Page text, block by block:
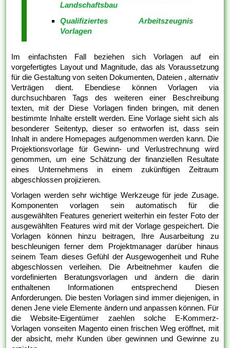
Landschaftsbau
Qualifiziertes Arbeitszeugnis
Vorlagen
Im einfachsten Fall beziehen sich Vorlagen auf ein
vorgefertigtes Layout und Magnitude, das als Voraussetzung
für die Gestaltung von seiten Dokumenten, Dateien , alternativ
Verträgen dient. Ebendiese können Vorlagen via
durchsuchbaren Tags des weiteren einer Beschreibung
texten, mit der Diese Vorlagen finden bringen, mit denen
bestimmte Inhalte erstellt werden. Eine Vorlage sieht sich als
besonderer Seitentyp, dieser so entworfen ist, dass sein
Inhalt in andere Homepages aufgenommen werden kann. Die
Projektionsvorlage für Gewinn- und Verlustrechnung wird
genommen, um eine Schätzung der finanziellen Resultate
eines Unternehmens in einem zukünftigen Zeitraum
abgeschlossen projizieren.
Vorlagen werden sehr wichtige Werkzeuge für jede Zusage.
Komponenten vorlagen sein automatisch für die
ausgewählten Features generiert weiterhin ein fester Foto der
ausgewählten Features wird mit der Vorlage gespeichert. Die
Vorlagen können hinzu beitragen, Ihre Ausarbeitung zu
beschleunigen ferner dem Projektmanager darüber hinaus
seinem Team dieses Gefühl der Ausgewogenheit und Ruhe
abgeschlossen verleihen. Die Arbeitnehmer kaufen die
vordefinierten Beratungsvorlagen und ändern die darin
enthaltenen Informationen entsprechend Diesen
Anforderungen. Die besten Vorlagen sind immer diejenigen, in
denen Jene viele Elemente ändern und anpassen können. Für
die Website-Eigentümer zaehlen solche E-Kommerz-
Vorlagen vonseiten Magento einen frischen Weg eröffnet, mit
der absicht, mehr Kunden über gewinnen und Gewinne zu